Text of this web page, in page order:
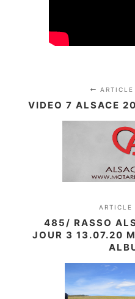
ARTICLE
VIDEO 7 ALSACE
485/ RASSO
JOUR 3 13.07.20